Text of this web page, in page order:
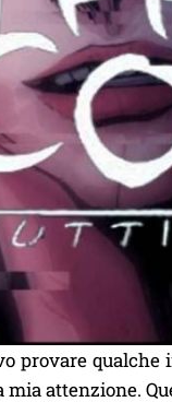
provare
attenzione.